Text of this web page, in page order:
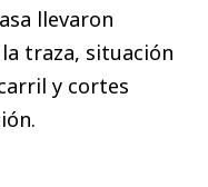
llevaron
traza, situación
y cortes